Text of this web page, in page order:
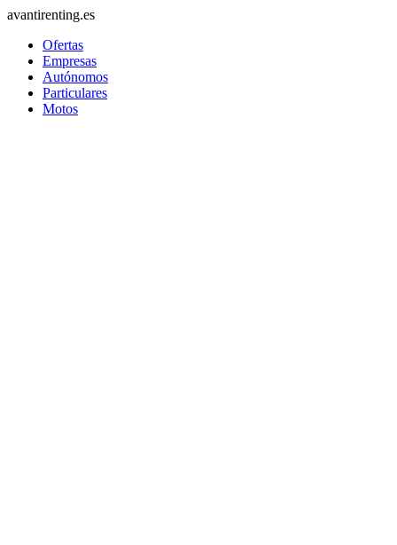
avantirenting.es
Ofertas
Empresas
Autónomos
Particulares
Motos